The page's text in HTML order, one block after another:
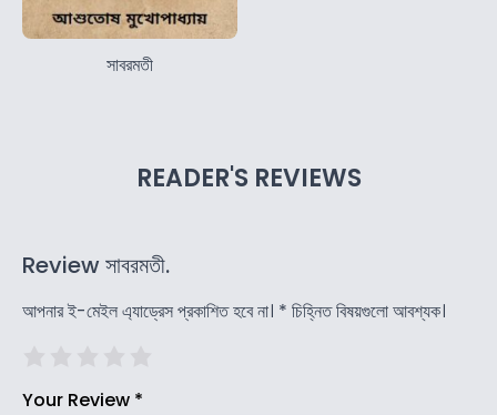
সাবরমতী
READER'S REVIEWS
Review সাবরমতী.
আপনার ই-মেইল এ্যাড্রেস প্রকাশিত হবে না। * চিহ্নিত বিষয়গুলো আবশ্যক।
Your Review *